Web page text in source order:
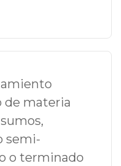
de materia
semi-
o terminado